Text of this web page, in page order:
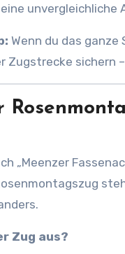
unvergleichliche
Wenn du das
Zugstrecke
„Meenzer
Zug aus?